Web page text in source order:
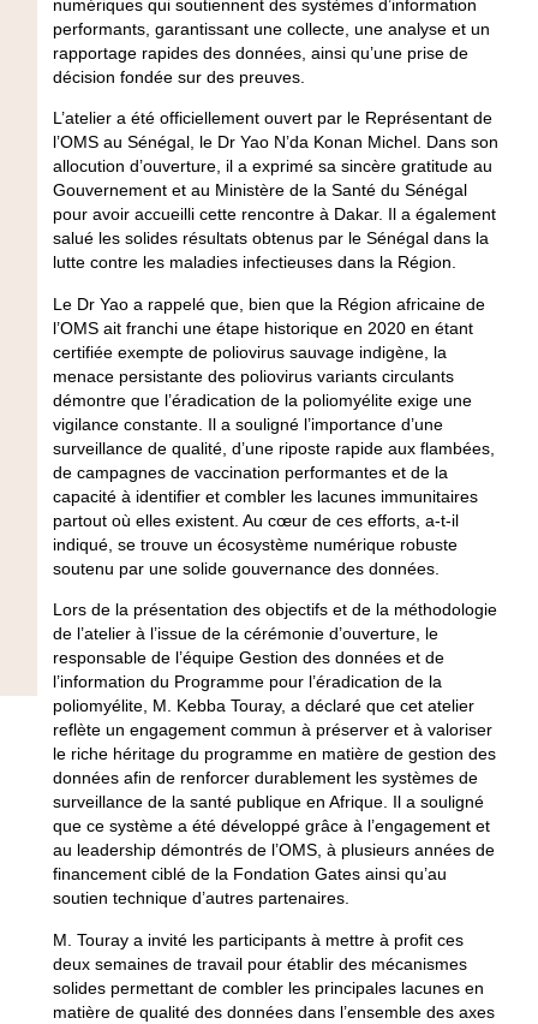
numériques qui soutiennent des systèmes d’information
performants, garantissant une collecte, une analyse et un
rapportage rapides des données, ainsi qu’une prise de
décision fondée sur des preuves.
L’atelier a été officiellement ouvert par le Représentant de
l’OMS au Sénégal, le Dr Yao N’da Konan Michel. Dans son
allocution d’ouverture, il a exprimé sa sincère gratitude au
Gouvernement et au Ministère de la Santé du Sénégal
pour avoir accueilli cette rencontre à Dakar. Il a également
salué les solides résultats obtenus par le Sénégal dans la
lutte contre les maladies infectieuses dans la Région.
Le Dr Yao a rappelé que, bien que la Région africaine de
l’OMS ait franchi une étape historique en 2020 en étant
certifiée exempte de poliovirus sauvage indigène, la
menace persistante des poliovirus variants circulants
démontre que l’éradication de la poliomyélite exige une
vigilance constante. Il a souligné l’importance d’une
surveillance de qualité, d’une riposte rapide aux flambées,
de campagnes de vaccination performantes et de la
capacité à identifier et combler les lacunes immunitaires
partout où elles existent. Au cœur de ces efforts, a-t-il
indiqué, se trouve un écosystème numérique robuste
soutenu par une solide gouvernance des données.
Lors de la présentation des objectifs et de la méthodologie
de l’atelier à l’issue de la cérémonie d’ouverture, le
responsable de l’équipe Gestion des données et de
l’information du Programme pour l’éradication de la
poliomyélite, M. Kebba Touray, a déclaré que cet atelier
reflète un engagement commun à préserver et à valoriser
le riche héritage du programme en matière de gestion des
données afin de renforcer durablement les systèmes de
surveillance de la santé publique en Afrique. Il a souligné
que ce système a été développé grâce à l’engagement et
au leadership démontrés de l’OMS, à plusieurs années de
financement ciblé de la Fondation Gates ainsi qu’au
soutien technique d’autres partenaires.
M. Touray a invité les participants à mettre à profit ces
deux semaines de travail pour établir des mécanismes
solides permettant de combler les principales lacunes en
matière de qualité des données dans l’ensemble des axes